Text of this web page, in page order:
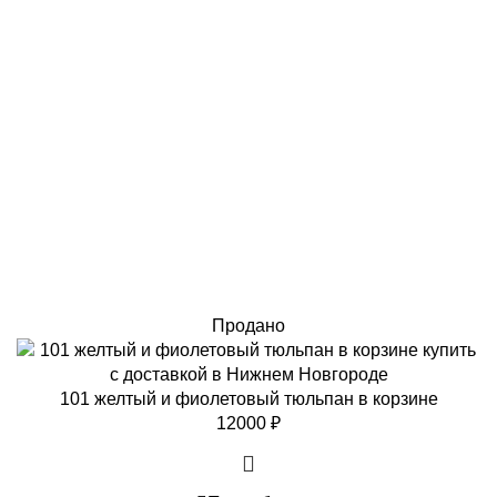
Продано
101 желтый и фиолетовый тюльпан в корзине
12000 ₽